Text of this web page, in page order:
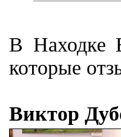
В Находке
которые
Виктор